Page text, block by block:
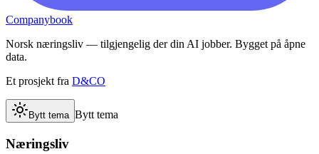
Companybook
Norsk næringsliv — tilgjengelig der din AI jobber. Bygget på åpne
data.
Et prosjekt fra D&CO
Bytt tema Bytt tema
Næringsliv